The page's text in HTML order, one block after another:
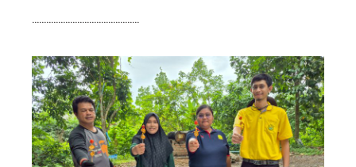
………………………………………